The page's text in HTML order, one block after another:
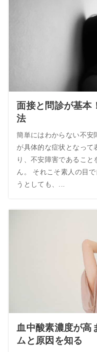
面接と問診が基本
法
簡単にはわからない不安
が具体的な症状となって
り、不安障害であるこ
ん。 それこそ素人の目
うとしても、...
血中酸素濃度が高
ムと原因を知る